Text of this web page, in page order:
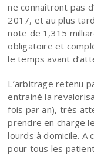
ne connaîtront pas
2017, et au plus
note de 1,315
obligatoire et
le temps avant
L’arbitrage retenu
entrainé la
fois par an), très
prendre en charge
lourds à domicile. A
pour tous les